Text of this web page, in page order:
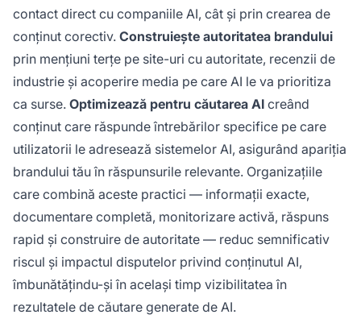
contact direct cu companiile AI, cât și prin crearea de
conținut corectiv. Construiește autoritatea brandului
prin mențiuni terțe pe site-uri cu autoritate, recenzii de
industrie și acoperire media pe care AI le va prioritiza
ca surse. Optimizează pentru căutarea AI creând
conținut care răspunde întrebărilor specifice pe care
utilizatorii le adresează sistemelor AI, asigurând apariția
brandului tău în răspunsurile relevante. Organizațiile
care combină aceste practici — informații exacte,
documentare completă, monitorizare activă, răspuns
rapid și construire de autoritate — reduc semnificativ
riscul și impactul disputelor privind conținutul AI,
îmbunătățindu-și în același timp vizibilitatea în
rezultatele de căutare generate de AI.